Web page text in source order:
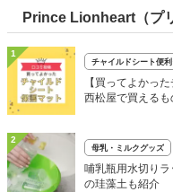
Prince Lionheart（プ
1
チャイルドシート便
【買ってよかっ
西松屋で買えるも
2
母乳・ミルクグッズ
哺乳瓶用水切り
の珪藻土も紹介